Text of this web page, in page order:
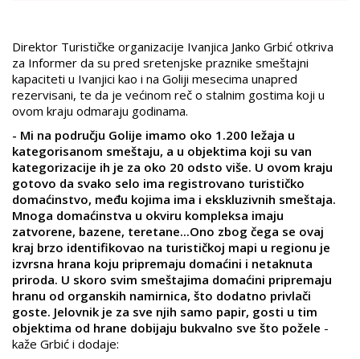
Direktor Turističke organizacije Ivanjica Janko Grbić otkriva
za Informer da su pred sretenjske praznike smeštajni
kapaciteti u Ivanjici kao i na Goliji mesecima unapred
rezervisani, te da je većinom reč o stalnim gostima koji u
ovom kraju odmaraju godinama.
- Mi na području Golije imamo oko 1.200 ležaja u
kategorisanom smeštaju, a u objektima koji su van
kategorizacije ih je za oko 20 odsto više. U ovom kraju
gotovo da svako selo ima registrovano turističko
domaćinstvo, među kojima ima i ekskluzivnih smeštaja.
Mnoga domaćinstva u okviru kompleksa imaju
zatvorene, bazene, teretane...Ono zbog čega se ovaj
kraj brzo identifikovao na turističkoj mapi u regionu je
izvrsna hrana koju pripremaju domaćini i netaknuta
priroda. U skoro svim smeštajima domaćini pripremaju
hranu od organskih namirnica, što dodatno privlači
goste. Jelovnik je za sve njih samo papir, gosti u tim
objektima od hrane dobijaju bukvalno sve što požele -
kaže Grbić i dodaje: